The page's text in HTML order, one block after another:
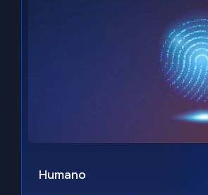
Humano